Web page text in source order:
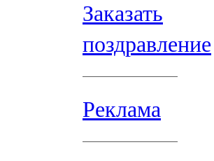
Заказать
поздравление
Реклама